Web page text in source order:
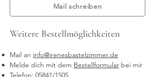
Mail schreiben
Weitere Bestellmöglichkeiten
Mail an info@irenesbastelzimmer.de
Melde dich mit dem Bestellformular bei mir
Telefon: 05841/1505